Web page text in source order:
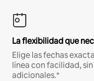
La flexibilidad que
Elige las fechas
línea con facilidad,
adicionales.*